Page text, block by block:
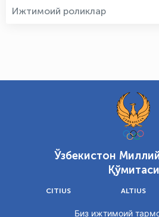
Ижтимоий роликлар
Ўзбекистон
Қўмитаси
CITIUS ALTIUS
Биз ижтимоий